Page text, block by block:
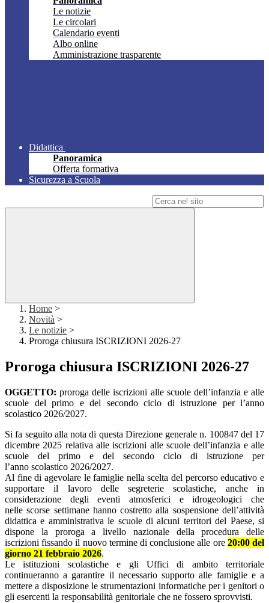
Le notizie
Le circolari
Calendario eventi
Albo online
Amministrazione trasparente
Didattica
Panoramica
Offerta formativa
Sicurezza a Scuola
Home >
Novità >
Le notizie >
Proroga chiusura ISCRIZIONI 2026-27
Proroga chiusura ISCRIZIONI 2026-27
OGGETTO:proroga delle iscrizioni alle scuole dell’infanzia e alle
scuole del primo e del secondo ciclo di istruzione per l’anno
scolastico 2026/2027.
Si fa seguito alla nota di questa Direzione generale n. 100847 del 17
dicembre 2025 relativa alle iscrizioni alle scuole dell’infanzia e alle
scuole del primo e del secondo ciclo di istruzione per
l’anno scolastico 2026/2027.
Al fine di agevolare le famiglie nella scelta del percorso educativo e
supportare il lavoro delle segreterie scolastiche, anche in
considerazione degli eventi atmosferici e idrogeologici che
nelle scorse settimane hanno costretto alla sospensione dell’attività
didattica e amministrativa le scuole di alcuni territori del Paese, si
dispone la proroga a livello nazionale della procedura delle
iscrizioni fissando il nuovo termine di conclusione alle ore 20:00 del
giorno 21 febbraio 2026.
Le istituzioni scolastiche e gli Uffici di ambito territoriale
continueranno a garantire il necessario supporto alle famiglie e a
mettere a disposizione le strumentazioni informatiche per i genitori o
gli esercenti la responsabilità genitoriale che ne fossero sprovvisti.